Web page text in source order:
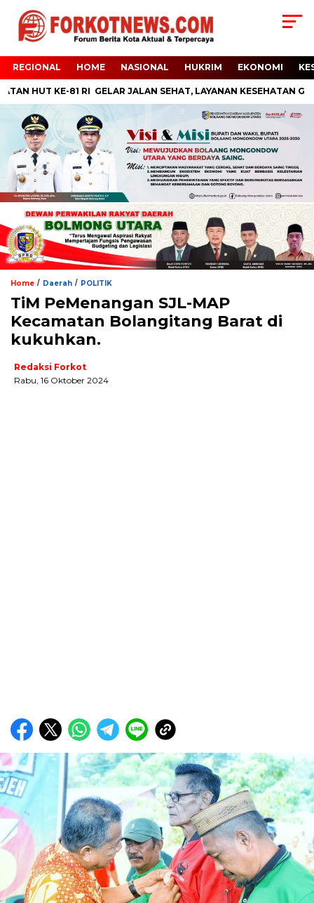
REGIONAL HOME NASIONAL HUKRIM EKONOMI
HUT KE-81 RI GELAR JALAN SEHAT, LAYANAN KESEHATAN
Home / Daerah / POLITIK
TiM PeMenangan SJL-MAP
Kecamatan Bolangitang Barat di
kukuhkan.
Redaksi Forkot
Rabu, 16 Oktober 2024